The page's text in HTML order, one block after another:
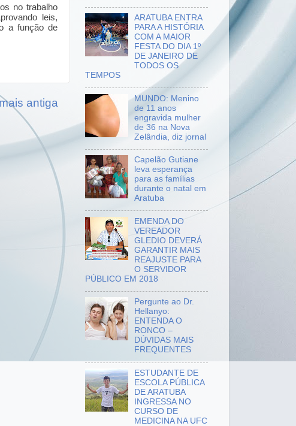
no trabalho
leis,
a função de
antiga
ARATUBA ENTRA
PARA A HISTÓRIA
COM A MAIOR
FESTA DO DIA 1º
DE JANEIRO DE
TODOS OS
TEMPOS
MUNDO: Menino
de 11 anos
engravida mulher
de 36 na Nova
Zelândia, diz jornal
Capelão Gutiane
leva esperança
para as famílias
durante o natal em
Aratuba
EMENDA DO
VEREADOR
GLEDIO DEVERÁ
GARANTIR MAIS
REAJUSTE PARA
O SERVIDOR
PÚBLICO EM 2018
Pergunte ao Dr.
Hellanyo:
ENTENDA O
RONCO –
DÚVIDAS MAIS
FREQUENTES
ESTUDANTE DE
ESCOLA PÚBLICA
DE ARATUBA
INGRESSA NO
CURSO DE
MEDICINA NA UFC